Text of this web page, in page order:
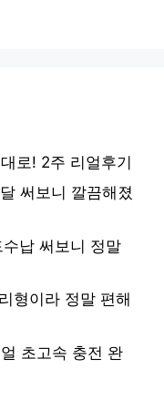
로! 2주 리얼후기
써보니 깔끔해졌
납 써보니 정말
형이라 정말 편해
초고속 충전 완